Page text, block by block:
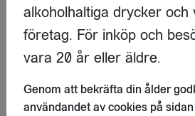
Ready to drink
Revsunds
alkoholhaltiga drycker och
företag. För inköp och
vara 20 år eller äldre.
Genom att bekräfta din ålder
användandet av cookies på sidan